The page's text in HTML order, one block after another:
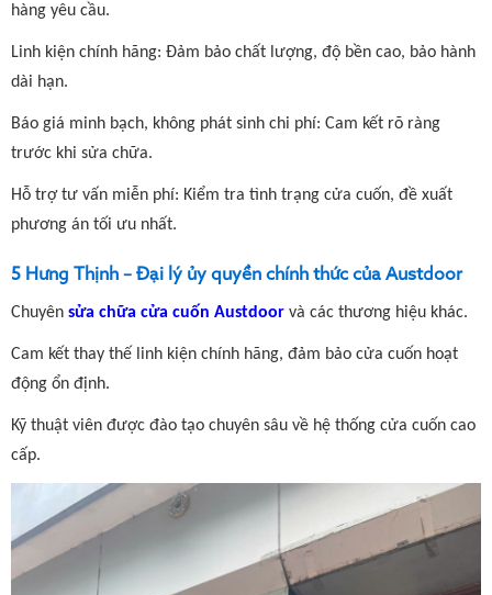
hàng yêu cầu.
Linh kiện chính hãng: Đảm bảo chất lượng, độ bền cao, bảo hành
dài hạn.
Báo giá minh bạch, không phát sinh chi phí: Cam kết rõ ràng
trước khi sửa chữa.
Hỗ trợ tư vấn miễn phí: Kiểm tra tình trạng cửa cuốn, đề xuất
phương án tối ưu nhất.
5 Hưng Thịnh – Đại lý ủy quyền chính thức của Austdoor
Chuyên sửa chữa cửa cuốn Austdoor và các thương hiệu khác.
Cam kết thay thế linh kiện chính hãng, đảm bảo cửa cuốn hoạt
động ổn định.
Kỹ thuật viên được đào tạo chuyên sâu về hệ thống cửa cuốn cao
cấp.